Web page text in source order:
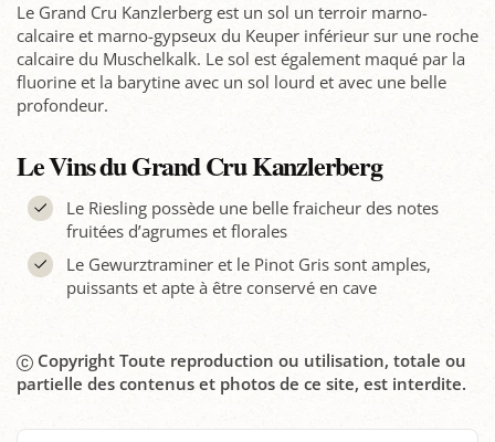
Le Grand Cru Kanzlerberg est un sol un terroir marno-
calcaire et marno-gypseux du Keuper inférieur sur une roche
calcaire du Muschelkalk. Le sol est également maqué par la
fluorine et la barytine avec un sol lourd et avec une belle
profondeur.
Le Vins du Grand Cru Kanzlerberg
Le Riesling possède une belle fraicheur des notes
fruitées d’agrumes et florales
Le Gewurztraminer et le Pinot Gris sont amples,
puissants et apte à être conservé en cave
Copyright Toute reproduction ou utilisation, totale ou
partielle des contenus et photos de ce site, est interdite.